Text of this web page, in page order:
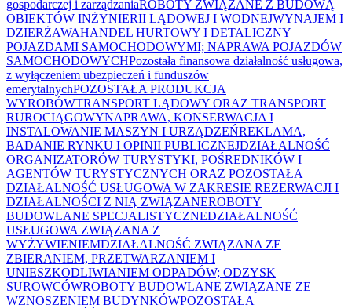
gospodarczej i zarządzaniaROBOTY ZWIĄZANE Z BUDOWĄ
OBIEKTÓW INŻYNIERII LĄDOWEJ I WODNEJWYNAJEM I
DZIERŻAWAHANDEL HURTOWY I DETALICZNY
POJAZDAMI SAMOCHODOWYMI; NAPRAWA POJAZDÓW
SAMOCHODOWYCHPozostała finansowa działalność usługowa,
z wyłączeniem ubezpieczeń i funduszów
emerytalnychPOZOSTAŁA PRODUKCJA
WYROBÓWTRANSPORT LĄDOWY ORAZ TRANSPORT
RUROCIĄGOWYNAPRAWA, KONSERWACJA I
INSTALOWANIE MASZYN I URZĄDZEŃREKLAMA,
BADANIE RYNKU I OPINII PUBLICZNEJDZIAŁALNOŚĆ
ORGANIZATORÓW TURYSTYKI, POŚREDNIKÓW I
AGENTÓW TURYSTYCZNYCH ORAZ POZOSTAŁA
DZIAŁALNOŚĆ USŁUGOWA W ZAKRESIE REZERWACJI I
DZIAŁALNOŚCI Z NIĄ ZWIĄZANEROBOTY
BUDOWLANE SPECJALISTYCZNEDZIAŁALNOŚĆ
USŁUGOWA ZWIĄZANA Z
WYŻYWIENIEMDZIAŁALNOŚĆ ZWIĄZANA ZE
ZBIERANIEM, PRZETWARZANIEM I
UNIESZKODLIWIANIEM ODPADÓW; ODZYSK
SUROWCÓWROBOTY BUDOWLANE ZWIĄZANE ZE
WZNOSZENIEM BUDYNKÓWPOZOSTAŁA